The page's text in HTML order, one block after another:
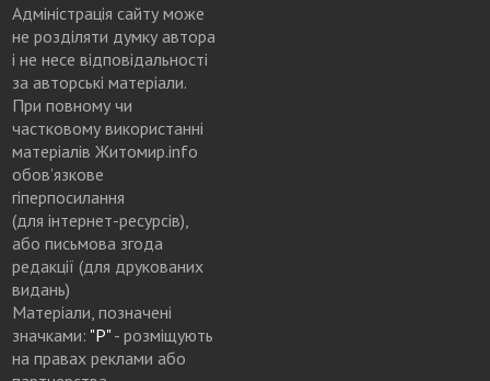
Адміністрація сайту може
не розділяти думку автора
і не несе відповідальності
за авторські матеріали.
При повному чи
частковому використанні
матеріалів Житомир.info
обов’язкове
гіперпосилання
(для інтернет-ресурсів),
або письмова згода
редакції (для друкованих
видань)
Матеріали, позначені
значками: "Р"- розміщують
на правах реклами або